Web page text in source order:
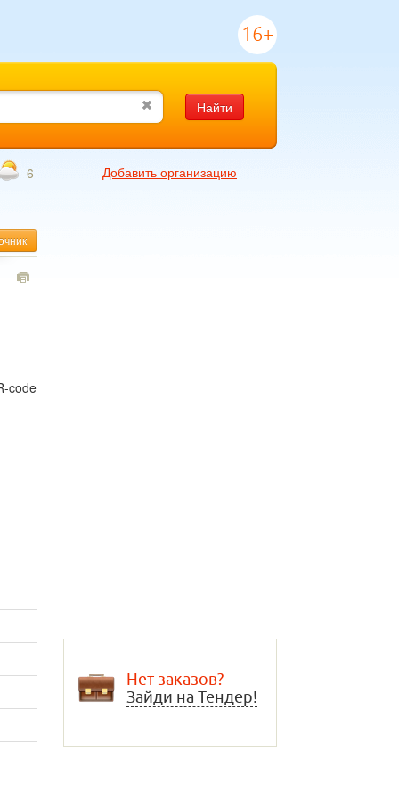
16+
Найти
-6
Добавить организацию
Нет заказов?
Зайди на Тендер!